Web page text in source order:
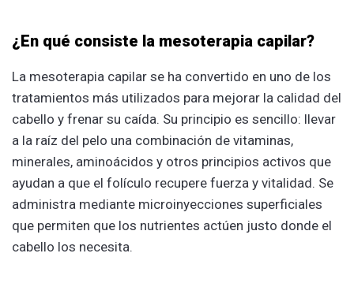
¿En qué consiste la mesoterapia capilar?
La mesoterapia capilar se ha convertido en uno de los
tratamientos más utilizados para mejorar la calidad del
cabello y frenar su caída. Su principio es sencillo: llevar
a la raíz del pelo una combinación de vitaminas,
minerales, aminoácidos y otros principios activos que
ayudan a que el folículo recupere fuerza y vitalidad. Se
administra mediante microinyecciones superficiales
que permiten que los nutrientes actúen justo donde el
cabello los necesita.